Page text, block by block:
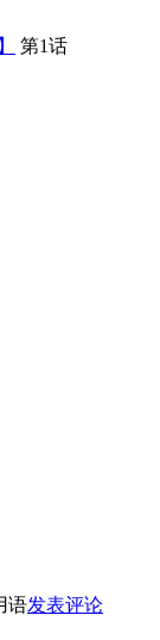
第1话
语发表评论